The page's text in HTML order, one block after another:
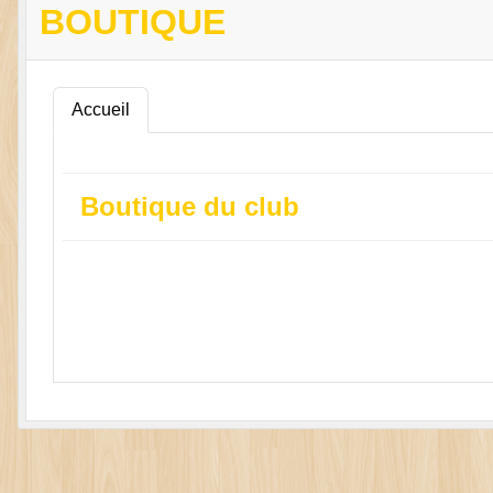
BOUTIQUE
Accueil
Boutique du club